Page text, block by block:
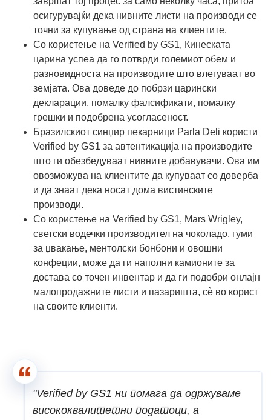
осигурувајќи дека нивните листи на производи се
точни за купување од страна на клиентите.
Со користење на Verified by GS1, Кинеската
царина успеа да го потврди големиот обем и
разновидноста на производите што влегуваат во
земјата. Ова доведе до побрзи царински
декларации, помалку фалсификати, помалку
грешки и подобрена усогласеност.
Бразилскиот синџир пекарници Parla Deli користи
Verified by GS1 за автентикација на производите
што ги обезбедуваат нивните добавувачи. Ова им
овозможува на клиентите да купуваат со доверба
и да знаат дека носат дома вистинските
производи.
Со користење на Verified by GS1, Mars Wrigley,
светски водечки производител на чоколадо, гуми
за џвакање, ментолски бонбони и овошни
конфеции, може да ги наполни камионите за
достава со точен инвентар и да ги подобри онлајн
малопродажните листи и пазаришта, сè во корист
на своите клиенти.
"Verified by GS1 ни помага да одржуваме
висококвалитетни податоци, а